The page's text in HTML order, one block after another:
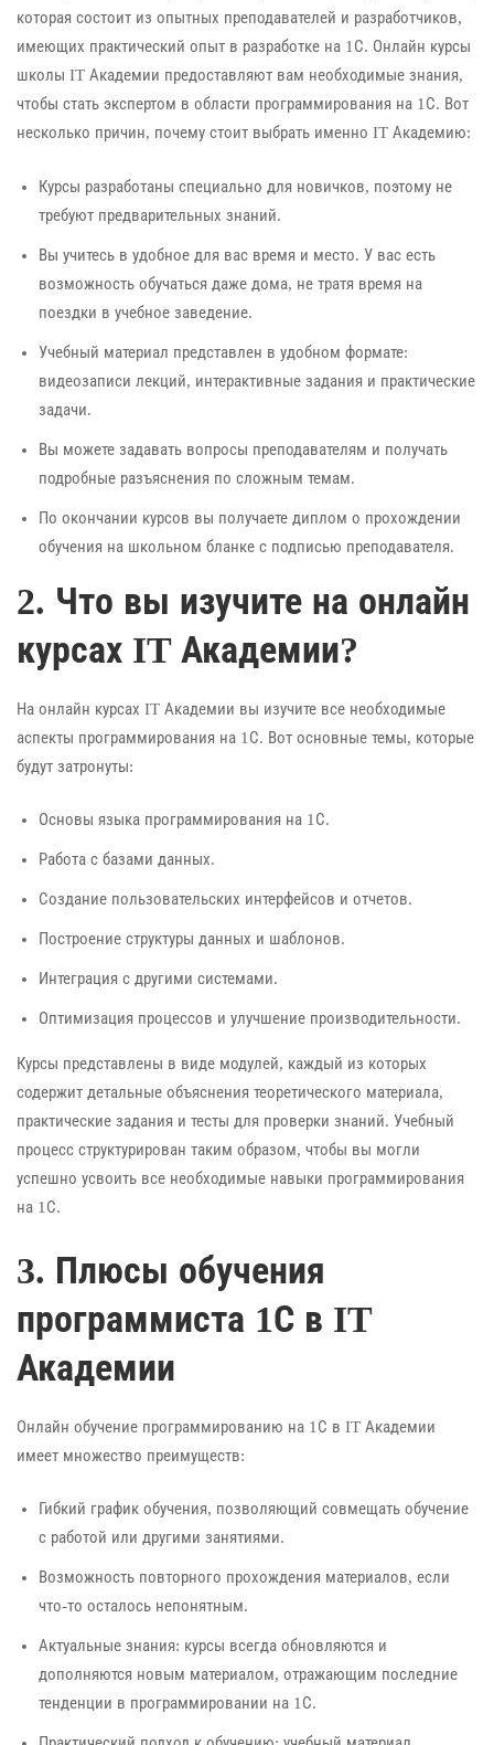
которая состоит из опытных преподавателей и разработчиков,
имеющих практический опыт в разработке на 1С. Онлайн курсы
школы IT Академии предоставляют вам необходимые знания,
чтобы стать экспертом в области программирования на 1С. Вот
несколько причин, почему стоит выбрать именно IT Академию:
Курсы разработаны специально для новичков, поэтому не
требуют предварительных знаний.
Вы учитесь в удобное для вас время и место. У вас есть
возможность обучаться даже дома, не тратя время на
поездки в учебное заведение.
Учебный материал представлен в удобном формате:
видеозаписи лекций, интерактивные задания и практические
задачи.
Вы можете задавать вопросы преподавателям и получать
подробные разъяснения по сложным темам.
По окончании курсов вы получаете диплом о прохождении
обучения на школьном бланке с подписью преподавателя.
2. Что вы изучите на онлайн
курсах IT Академии?
На онлайн курсах IT Академии вы изучите все необходимые
аспекты программирования на 1С. Вот основные темы, которые
будут затронуты:
Основы языка программирования на 1С.
Работа с базами данных.
Создание пользовательских интерфейсов и отчетов.
Построение структуры данных и шаблонов.
Интеграция с другими системами.
Оптимизация процессов и улучшение производительности.
Курсы представлены в виде модулей, каждый из которых
содержит детальные объяснения теоретического материала,
практические задания и тесты для проверки знаний. Учебный
процесс структурирован таким образом, чтобы вы могли
успешно усвоить все необходимые навыки программирования
на 1С.
3. Плюсы обучения
программиста 1С в IT
Академии
Онлайн обучение программированию на 1С в IT Академии
имеет множество преимуществ:
Гибкий график обучения, позволяющий совмещать обучение
с работой или другими занятиями.
Возможность повторного прохождения материалов, если
что-то осталось непонятным.
Актуальные знания: курсы всегда обновляются и
дополняются новым материалом, отражающим последние
тенденции в программировании на 1С.